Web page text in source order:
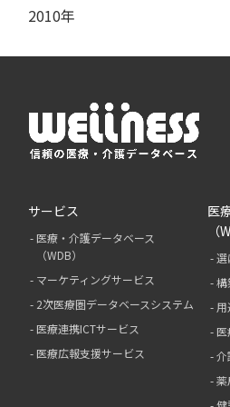
2010年
サービス
医療・介護データベース
（WDB）
マーケティングサービス
2次医療圏データベースシステム
医療連携ICTサービス
医療広報支援サービス
医
（
選
構
介
薬